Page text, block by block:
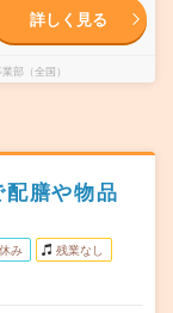
詳しく見る
部（全国）
膳や物品
み 残業なし